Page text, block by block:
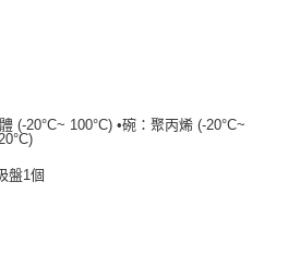
，將依據個別帳號之用戶狀況，依本公司即
仍有額度不足之情形，本公司將視審查結果
止該用戶之使用額度並採取法律行動。
(-20°C~ 100°C) •碗：聚丙烯 (-20°C~
盤1個